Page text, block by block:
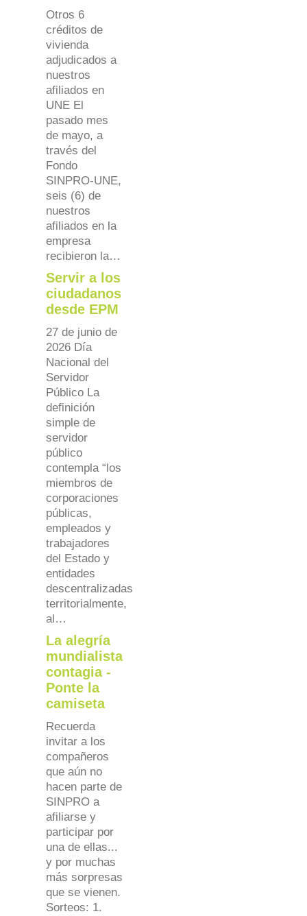
Otros 6
créditos de
vivienda
adjudicados a
nuestros
afiliados en
UNE El
pasado mes
de mayo, a
través del
Fondo
SINPRO-UNE,
seis (6) de
nuestros
afiliados en la
empresa
recibieron la…
Servir a los
ciudadanos
desde EPM
27 de junio de
2026 Día
Nacional del
Servidor
Público La
definición
simple de
servidor
público
contempla “los
miembros de
corporaciones
públicas,
empleados y
trabajadores
del Estado y
entidades
descentralizadas
territorialmente,
al…
La alegría
mundialista
contagia -
Ponte la
camiseta
Recuerda
invitar a los
compañeros
que aún no
hacen parte de
SINPRO a
afiliarse y
participar por
una de ellas...
y por muchas
más sorpresas
que se vienen.
Sorteos: 1.